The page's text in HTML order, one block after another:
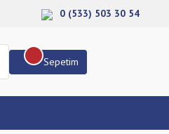
0 (533) 503 30 54
Sepetim